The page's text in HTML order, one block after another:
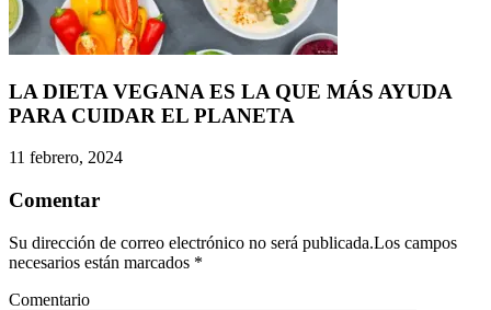
LA DIETA VEGANA ES LA QUE MÁS AYUDA
PARA CUIDAR EL PLANETA
11 febrero, 2024
Comentar
Su dirección de correo electrónico no será publicada.Los campos
necesarios están marcados *
Comentario